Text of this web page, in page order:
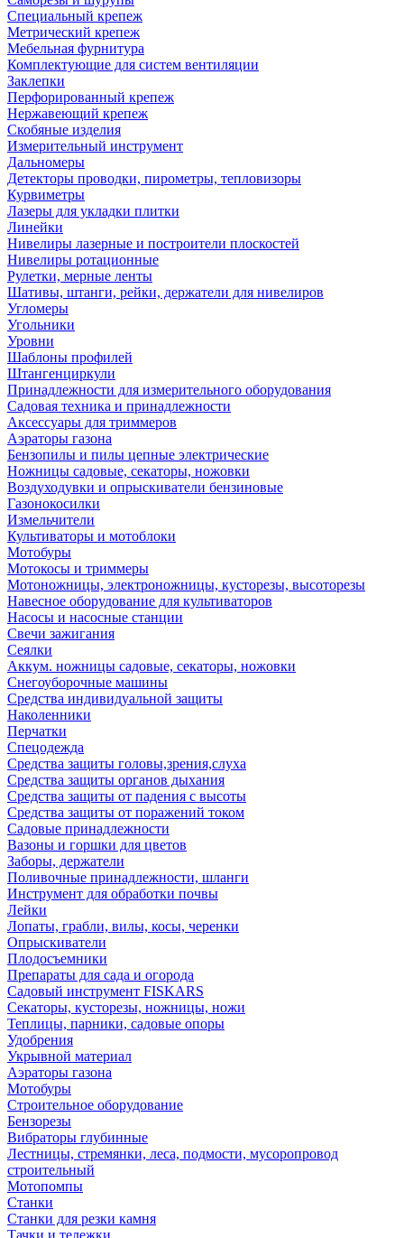
Специальный крепеж
Метрический крепеж
Мебельная фурнитура
Комплектующие для систем вентиляции
Заклепки
Перфорированный крепеж
Нержавеющий крепеж
Скобяные изделия
Измерительный инструмент
Дальномеры
Детекторы проводки, пирометры, тепловизоры
Курвиметры
Лазеры для укладки плитки
Линейки
Нивелиры лазерные и построители плоскостей
Нивелиры ротационные
Рулетки, мерные ленты
Шативы, штанги, рейки, держатели для нивелиров
Угломеры
Угольники
Уровни
Шаблоны профилей
Штангенциркули
Принадлежности для измерительного оборудования
Садовая техника и принадлежности
Аксессуары для триммеров
Аэраторы газона
Бензопилы и пилы цепные электрические
Ножницы садовые, секаторы, ножовки
Воздуходувки и опрыскиватели бензиновые
Газонокосилки
Измельчители
Культиваторы и мотоблоки
Мотобуры
Мотокосы и триммеры
Мотоножницы, электроножницы, кусторезы, высоторезы
Навесное оборудование для культиваторов
Насосы и насосные станции
Свечи зажигания
Сеялки
Аккум. ножницы садовые, секаторы, ножовки
Снегоуборочные машины
Средства индивидуальной защиты
Наколенники
Перчатки
Спецодежда
Средства защиты головы,зрения,слуха
Средства защиты органов дыхания
Средства защиты от падения с высоты
Средства защиты от поражений током
Садовые принадлежности
Вазоны и горшки для цветов
Заборы, держатели
Поливочные принадлежности, шланги
Инструмент для обработки почвы
Лейки
Лопаты, грабли, вилы, косы, черенки
Опрыскиватели
Плодосъемники
Препараты для сада и огорода
Садовый инструмент FISKARS
Секаторы, кусторезы, ножницы, ножи
Теплицы, парники, садовые опоры
Удобрения
Укрывной материал
Аэраторы газона
Мотобуры
Строительное оборудование
Бензорезы
Вибраторы глубинные
Лестницы, стремянки, леса, подмости, мусоропровод
строительный
Мотопомпы
Станки
Станки для резки камня
Тачки и тележки